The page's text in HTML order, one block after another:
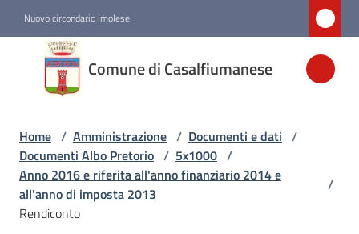
Nuovo circondario imolese
Comune di Casalfiumanese
Comune di
Casalfiumanese
Amministrazione
Menu selezionato
Novità
Home / Amministrazione / Documenti e dati /
Documenti Albo Pretorio / 5x1000 /
Anno 2016 e riferita all'anno finanziario 2014 e
all'anno di imposta 2013
/
Rendiconto